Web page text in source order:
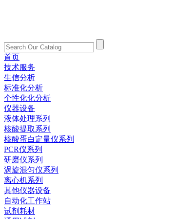
首页
技术服务
生信分析
标准化分析
个性化化分析
仪器设备
液体处理系列
核酸提取系列
核酸蛋白定量仪系列
PCR仪系列
研磨仪系列
涡旋混匀仪系列
离心机系列
其他仪器设备
自动化工作站
试剂耗材